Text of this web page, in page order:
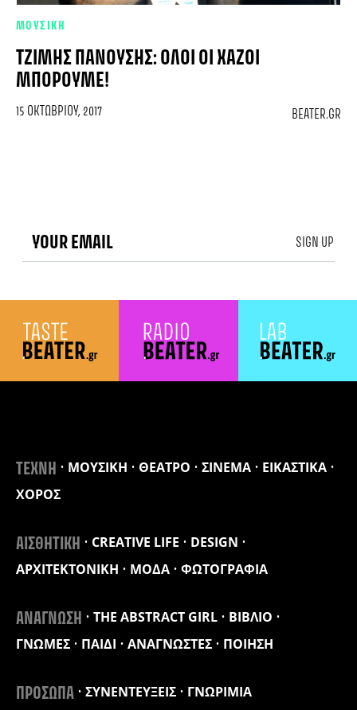
ΜΟΥΣΙΚΗ
ΤΖΊΜΗΣ ΠΑΝΟΎΣΗΣ: ΌΛΟΙ ΟΙ ΧΑΖΟΊ
ΜΠΟΡΟΎΜΕ!
15 ΟΚΤΩΒΡΊΟΥ, 2017 BEATER.GR
ΤΕΧΝΗ ΜΟΥΣΙΚΗ ΘΕΑΤΡΟ ΣΙΝΕΜΑ
ΕΙΚΑΣΤΙΚΑ
ΧΟΡΟΣ
ΑΙΣΘΗΤΙΚΗ CREATIVE LIFE
DESIGN
ΑΡΧΙΤΕΚΤΟΝΙΚΗ
ΜΟΔΑ ΦΩΤΟΓΡΑΦΙΑ
ΑΝΑΓΝΩΣΗ THE ABSTRACT GIRL
ΒΙΒΛΙΟ
ΓΝΩΜΕΣ
ΠΑΙΔΙ ΑΝΑΓΝΩΣΤΕΣ ΠΟΙΗΣΗ
ΠΡΟΣΩΠΑ ΣΥΝΕΝΤΕΥΞΕΙΣ ΓΝΩΡΙΜΙΑ
SIGN UP